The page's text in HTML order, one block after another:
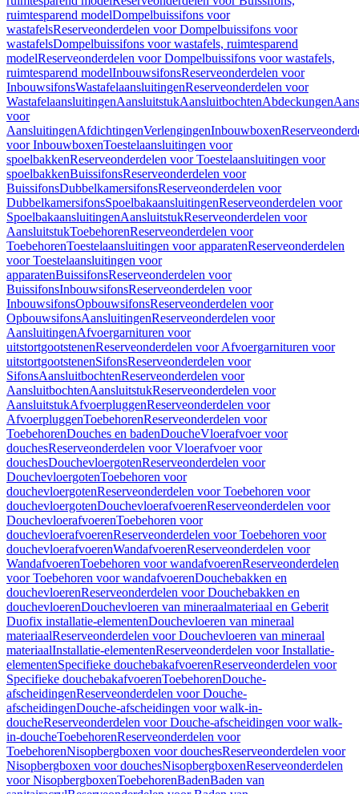
ruimtesparend modelDompelbuissifons voor
wastafelsReserveonderdelen voor Dompelbuissifons voor
wastafelsDompelbuissifons voor wastafels, ruimtesparend
modelReserveonderdelen voor Dompelbuissifons voor wastafels,
ruimtesparend modelInbouwsifonsReserveonderdelen voor
InbouwsifonsWastafelaansluitingenReserveonderdelen voor
WastafelaansluitingenAansluitstukAansluitbochtenAbdeckungen
voor
AansluitingenAfdichtingenVerlengingenInbouwboxen
voor InbouwboxenToestelaansluitingen voor
spoelbakkenReserveonderdelen voor Toestelaansluitingen voor
spoelbakkenBuissifonsReserveonderdelen voor
BuissifonsDubbelkamersifonsReserveonderdelen voor
DubbelkamersifonsSpoelbakaansluitingenReserveonderdelen voor
SpoelbakaansluitingenAansluitstukReserveonderdelen voor
AansluitstukToebehorenReserveonderdelen voor
ToebehorenToestelaansluitingen voor apparatenReserveonderdelen
voor Toestelaansluitingen voor
apparatenBuissifonsReserveonderdelen voor
BuissifonsInbouwsifonsReserveonderdelen voor
InbouwsifonsOpbouwsifonsReserveonderdelen voor
OpbouwsifonsAansluitingenReserveonderdelen voor
AansluitingenAfvoergarnituren voor
uitstortgootstenenReserveonderdelen voor Afvoergarnituren voor
uitstortgootstenenSifonsReserveonderdelen voor
SifonsAansluitbochtenReserveonderdelen voor
AansluitbochtenAansluitstukReserveonderdelen voor
AansluitstukAfvoerpluggenReserveonderdelen voor
AfvoerpluggenToebehorenReserveonderdelen voor
ToebehorenDouches en badenDoucheVloerafvoer voor
douchesReserveonderdelen voor Vloerafvoer voor
douchesDouchevloergotenReserveonderdelen voor
DouchevloergotenToebehoren voor
douchevloergotenReserveonderdelen voor Toebehoren voor
douchevloergotenDouchevloerafvoerenReserveonderdelen voor
DouchevloerafvoerenToebehoren voor
douchevloerafvoerenReserveonderdelen voor Toebehoren voor
douchevloerafvoerenWandafvoerenReserveonderdelen voor
WandafvoerenToebehoren voor wandafvoerenReserveonderdelen
voor Toebehoren voor wandafvoerenDouchebakken en
douchevloerenReserveonderdelen voor Douchebakken en
douchevloerenDouchevloeren van mineraalmateriaal en Geberit
Duofix installatie-elementenDouchevloeren van mineraal
materiaalReserveonderdelen voor Douchevloeren van mineraal
materiaalInstallatie-elementenReserveonderdelen voor Installatie-
elementenSpecifieke douchebakafvoerenReserveonderdelen voor
Specifieke douchebakafvoerenToebehorenDouche-
afscheidingenReserveonderdelen voor Douche-
afscheidingenDouche-afscheidingen voor walk-in-
doucheReserveonderdelen voor Douche-afscheidingen voor walk-
in-doucheToebehorenReserveonderdelen voor
ToebehorenNisopbergboxen voor douchesReserveonderdelen voor
Nisopbergboxen voor douchesNisopbergboxenReserveonderdelen
voor NisopbergboxenToebehorenBadenBaden van